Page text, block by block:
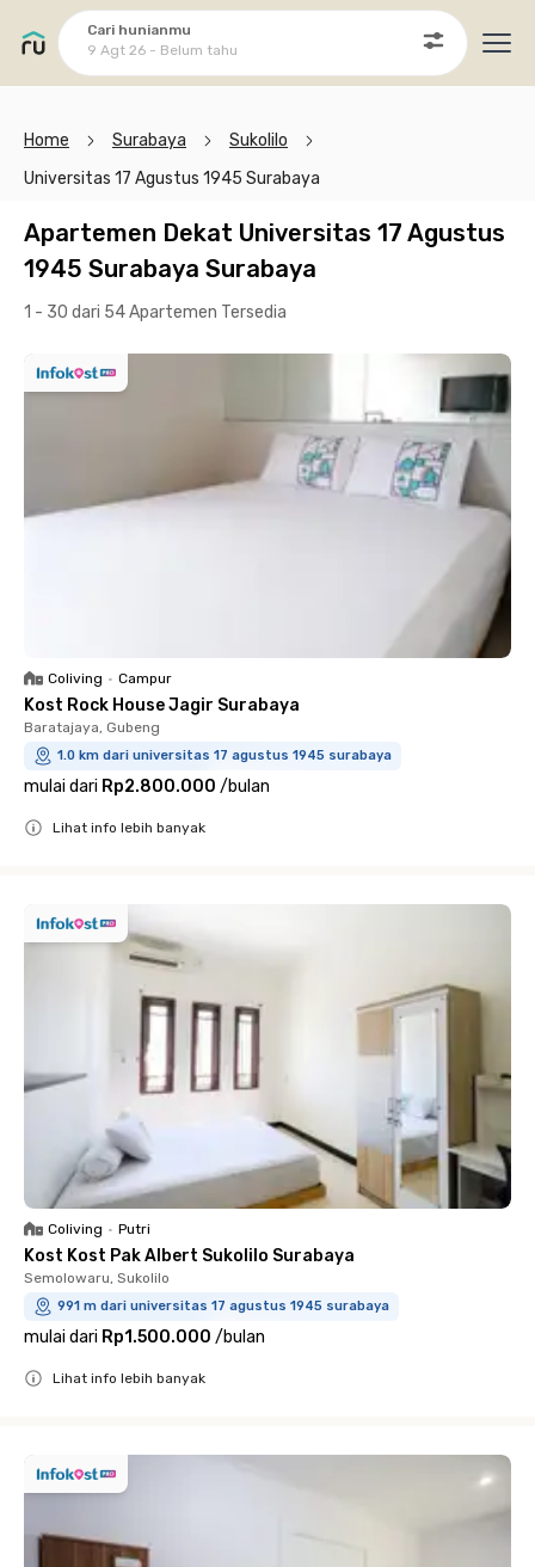
Cari hunianmu
9 Agt 26 - Belum tahu
Home Surabaya
Sukolilo
Universitas 17 Agustus 1945 Surabaya
Apartemen Dekat Universitas 17 Agustus
1945 Surabaya Surabaya
1 - 30 dari 54 Apartemen Tersedia
Coliving • Campur
Kost Rock House Jagir Surabaya
Baratajaya, Gubeng
1.0 km dari universitas 17 agustus 1945 surabaya
mulai dari Rp2.800.000 /bulan
Lihat info lebih banyak
Coliving • Putri
Kost Kost Pak Albert Sukolilo Surabaya
Semolowaru, Sukolilo
991 m dari universitas 17 agustus 1945 surabaya
mulai dari Rp1.500.000 /bulan
Lihat info lebih banyak